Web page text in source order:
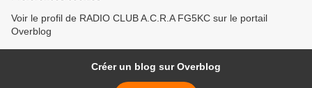
Voir le profil de RADIO CLUB A.C.R.A FG5KC sur le portail
Overblog
Créer un blog sur Overblog